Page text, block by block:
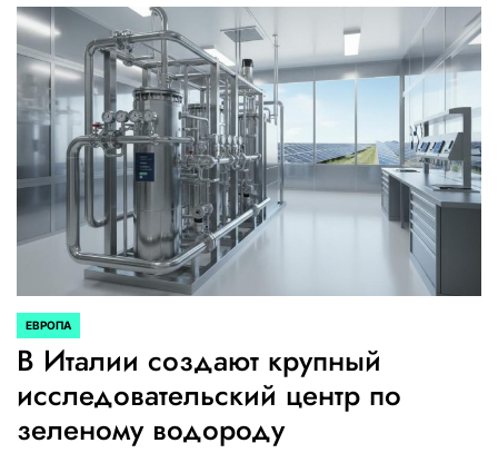
ОПУБЛИКОВАНО
В
ЕВРОПА
В Италии создают крупный
исследовательский центр по
зеленому водороду